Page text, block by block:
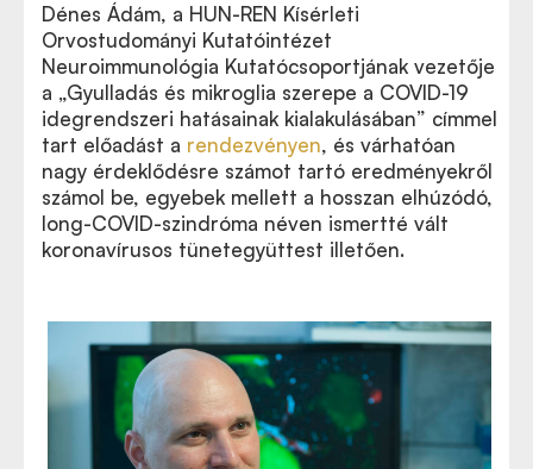
Dénes Ádám, a HUN-REN Kísérleti
Orvostudományi Kutatóintézet
Neuroimmunológia Kutatócsoportjának vezetője
a „Gyulladás és mikroglia szerepe a COVID-19
idegrendszeri hatásainak kialakulásában” címmel
tart előadást a rendezvényen, és várhatóan
nagy érdeklődésre számot tartó eredményekről
számol be, egyebek mellett a hosszan elhúzódó,
long-COVID-szindróma néven ismertté vált
koronavírusos tünetegyüttest illetően.